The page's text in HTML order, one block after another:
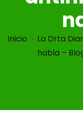
Inicio
La Drta
habla –